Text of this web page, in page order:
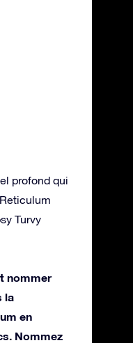
profond qui
Turvy
nommer
la
en
Nommez